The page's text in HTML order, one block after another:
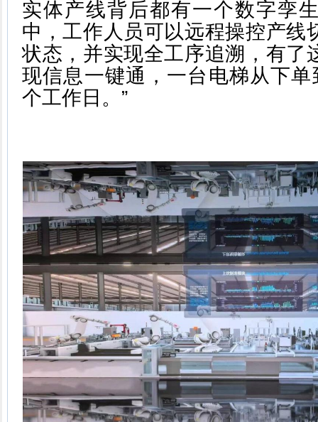
实体产线背后都有一个数字孪
中，工作人员可以远程操控产线
状态，并实现全工序追溯，有了
现信息一键通，一台电梯从下
个工作日。”